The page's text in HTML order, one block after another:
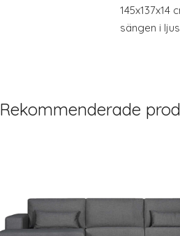
sängen i
Rekommenderade